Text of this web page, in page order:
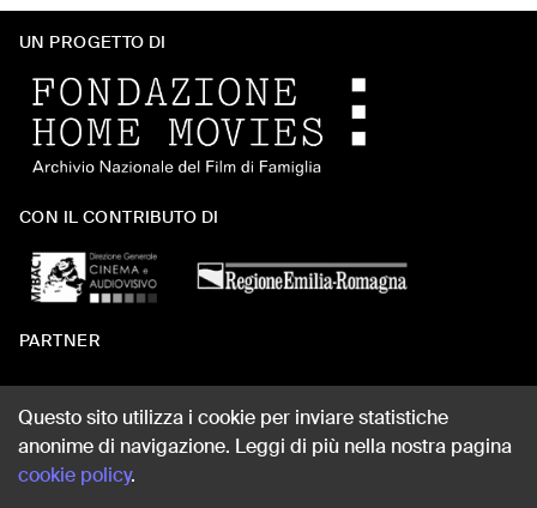
UN PROGETTO DI
CON IL CONTRIBUTO DI
PARTNER
WEB DESIGN
Questo sito utilizza i cookie per inviare statistiche
anonime di navigazione. Leggi di più nella nostra pagina
cookie policy.